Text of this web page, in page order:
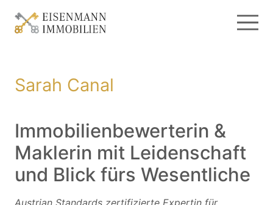
Sarah Canal
Immobilienbewerterin &
Maklerin mit Leidenschaft
und Blick fürs Wesentliche
Austrian Standards zertifizierte Expertin für